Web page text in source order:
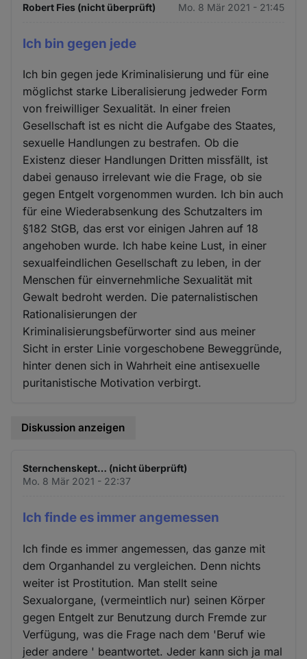
Robert Fies (nicht überprüft) Mo. 8 Mär 2021 - 21:45
Ich bin gegen jede
Ich bin gegen jede Kriminalisierung und für eine
möglichst starke Liberalisierung jedweder Form
von freiwilliger Sexualität. In einer freien
Gesellschaft ist es nicht die Aufgabe des Staates,
sexuelle Handlungen zu bestrafen. Ob die
Existenz dieser Handlungen Dritten missfällt, ist
dabei genauso irrelevant wie die Frage, ob sie
gegen Entgelt vorgenommen wurden. Ich bin auch
für eine Wiederabsenkung des Schutzalters im
§182 StGB, das erst vor einigen Jahren auf 18
angehoben wurde. Ich habe keine Lust, in einer
sexualfeindlichen Gesellschaft zu leben, in der
Menschen für einvernehmliche Sexualität mit
Gewalt bedroht werden. Die paternalistischen
Rationalisierungen der
Kriminalisierungsbefürworter sind aus meiner
Sicht in erster Linie vorgeschobene Beweggründe,
hinter denen sich in Wahrheit eine antisexuelle
puritanistische Motivation verbirgt.
Diskussion anzeigen
Sternchenskept… (nicht überprüft)
Mo. 8 Mär 2021 - 22:37
Ich finde es immer angemessen
Ich finde es immer angemessen, das ganze mit
dem Organhandel zu vergleichen. Denn nichts
weiter ist Prostitution. Man stellt seine
Sexualorgane, (vermeintlich nur) seinen Körper
gegen Entgelt zur Benutzung durch Fremde zur
Verfügung, was die Frage nach dem 'Beruf wie
jeder andere ' beantwortet. Jeder kann sich ja mal